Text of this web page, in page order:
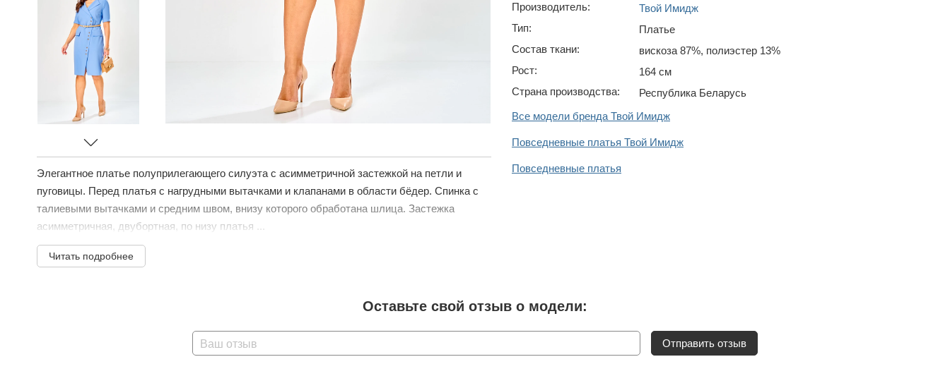
Элегантное платье полуприлегающего силуэта с асимметричной застежкой на петли и
пуговицы. Перед платья с нагрудными вытачками и клапанами в области бёдер. Спинка с
талиевыми вытачками и средним швом, внизу которого обработана шлица. Застежка
асимметричная, двубортная, по низу платья ...
Читать подробнее
Производитель:
Твой Имидж
Тип:
Платье
Состав ткани:
вискоза 87%, полиэстер 13%
Рост:
164 см
Страна производства:
Республика Беларусь
Все модели бренда Твой Имидж
Повседневные платья Твой Имидж
Повседневные платья
Оставьте свой отзыв о модели:
Ваш отзыв Отправить отзыв